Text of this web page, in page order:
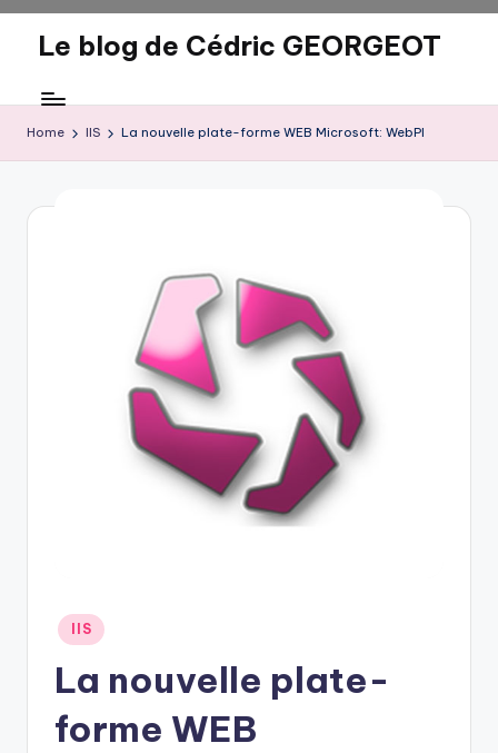
content
Le blog de Cédric GEORGEOT
Home IIS La nouvelle plate-forme WEB Microsoft: WebPI
Posted
in
IIS
La nouvelle plate-
forme WEB